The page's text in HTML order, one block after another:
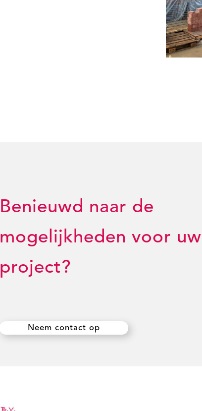
Benieuwd naar de
mogelijkheden voor uw
project?
Neem contact op